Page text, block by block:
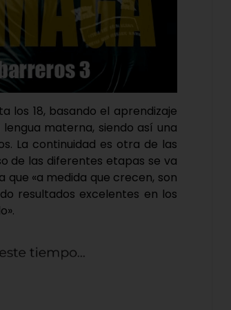
los 18, basando el aprendizaje
materna, siendo así una
La continuidad es otra de las
de las diferentes etapas se va
que «a medida que crecen, son
resultados excelentes en los